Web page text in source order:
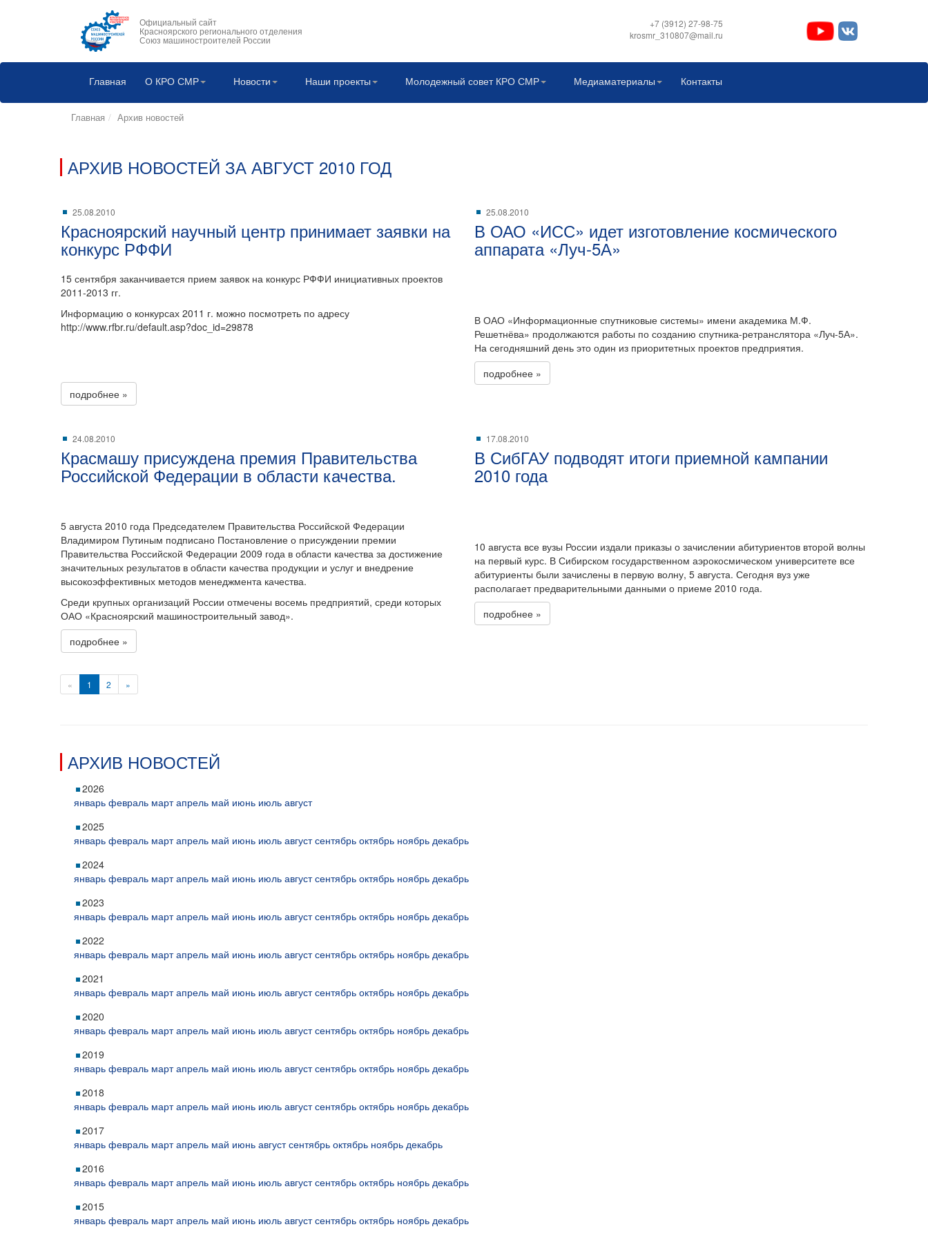
Официальный сайт
Красноярского регионального отделения
Союз машиностроителей России
+7 (3912) 27-98-75
krosmr_310807@mail.ru
Главная О КРО СМР Новости Наши проекты Молодежный совет КРО СМР Медиаматериалы Контакты
Главная Архив новостей
АРХИВ НОВОСТЕЙ ЗА АВГУСТ 2010 ГОД
25.08.2010
Красноярский научный центр принимает заявки на
конкурс РФФИ
15 сентября заканчивается прием заявок на конкурс РФФИ инициативных проектов
2011-2013 гг.
Информацию о конкурсах 2011 г. можно посмотреть по адресу
http://www.rfbr.ru/default.asp?doc_id=29878
подробнее »
25.08.2010
В ОАО «ИСС» идет изготовление космического
аппарата «Луч-5А»
В ОАО «Информационные спутниковые системы» имени академика М.Ф.
Решетнёва» продолжаются работы по созданию спутника-ретранслятора «Луч-5А».
На сегодняшний день это один из приоритетных проектов предприятия.
подробнее »
24.08.2010
Красмашу присуждена премия Правительства
Российской Федерации в области качества.
5 августа 2010 года Председателем Правительства Российской Федерации
Владимиром Путиным подписано Постановление о присуждении премии
Правительства Российской Федерации 2009 года в области качества за достижение
значительных результатов в области качества продукции и услуг и внедрение
высокоэффективных методов менеджмента качества.
Среди крупных организаций России отмечены восемь предприятий, среди которых
ОАО «Красноярский машиностроительный завод».
подробнее »
17.08.2010
В СибГАУ подводят итоги приемной кампании
2010 года
10 августа все вузы России издали приказы о зачислении абитуриентов второй волны
на первый курс. В Сибирском государственном аэрокосмическом университете все
абитуриенты были зачислены в первую волну, 5 августа. Сегодня вуз уже
располагает предварительными данными о приеме 2010 года.
подробнее »
« 1 2 »
АРХИВ НОВОСТЕЙ
2026
январь февраль март апрель май июнь июль август
2025
январь февраль март апрель май июнь июль август сентябрь октябрь ноябрь декабрь
2024
январь февраль март апрель май июнь июль август сентябрь октябрь ноябрь декабрь
2023
январь февраль март апрель май июнь июль август сентябрь октябрь ноябрь декабрь
2022
январь февраль март апрель май июнь июль август сентябрь октябрь ноябрь декабрь
2021
январь февраль март апрель май июнь июль август сентябрь октябрь ноябрь декабрь
2020
январь февраль март апрель май июнь июль август сентябрь октябрь ноябрь декабрь
2019
январь февраль март апрель май июнь июль август сентябрь октябрь ноябрь декабрь
2018
январь февраль март апрель май июнь июль август сентябрь октябрь ноябрь декабрь
2017
январь февраль март апрель май июнь август сентябрь октябрь ноябрь декабрь
2016
январь февраль март апрель май июнь июль август сентябрь октябрь ноябрь декабрь
2015
январь февраль март апрель май июнь июль август сентябрь октябрь ноябрь декабрь